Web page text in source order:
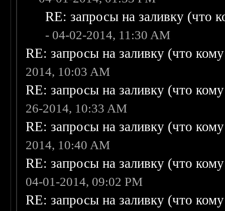
RE: запросы на заливку (что
- 04-02-2014, 11:30 AM
RE: запросы на заливку (что
2014, 10:03 AM
RE: запросы на заливку (что
26-2014, 10:33 AM
RE: запросы на заливку (что
2014, 10:40 AM
RE: запросы на заливку (что
04-01-2014, 09:02 PM
RE: запросы на заливку (что